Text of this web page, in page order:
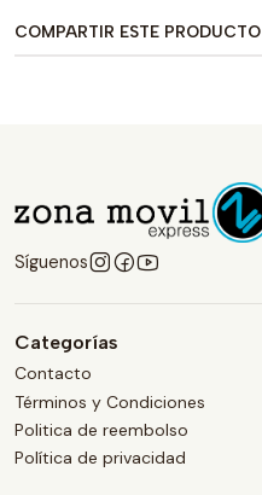
COMPARTIR ESTE PRODUCTO
Síguenos
Categorías
Contacto
Términos y Condiciones
Politica de reembolso
Política de privacidad